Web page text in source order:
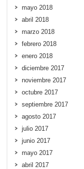
mayo 2018
abril 2018
marzo 2018
febrero 2018
enero 2018
diciembre 2017
noviembre 2017
octubre 2017
septiembre 2017
agosto 2017
julio 2017
junio 2017
mayo 2017
abril 2017